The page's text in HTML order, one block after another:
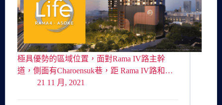
極具優勢的區域位置，面對Rama IV路主幹
道，側面有Charoensuk巷，距 Rama IV路和…
21 11 月, 2021